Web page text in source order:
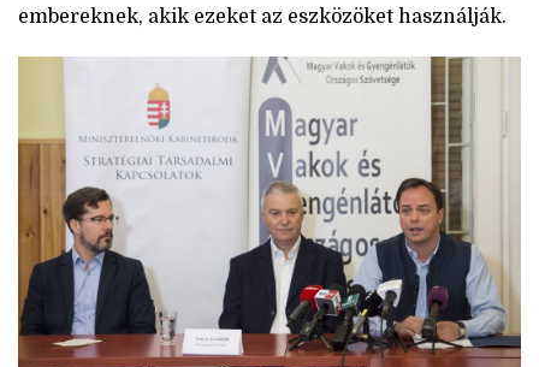
embereknek, akik ezeket az eszközöket használják.